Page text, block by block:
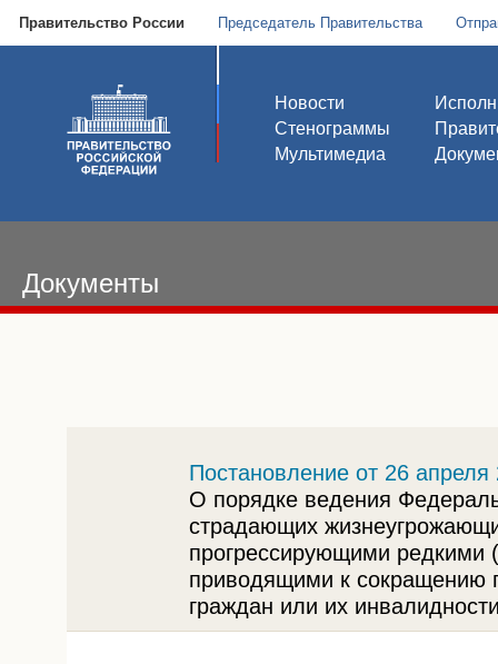
Правительство России Председатель Правительства
Новости
Стенограммы
Мультимедиа
Документы
Постановление от 26
О порядке ведения
страдающих
прогрессирующими
приводящими к сокращению
граждан или их